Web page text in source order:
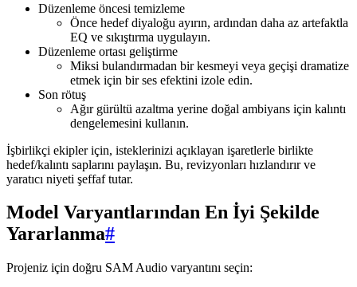
Düzenleme öncesi temizleme
Önce hedef diyaloğu ayırın, ardından daha az artefaktla
EQ ve sıkıştırma uygulayın.
Düzenleme ortası geliştirme
Miksi bulandırmadan bir kesmeyi veya geçişi dramatize
etmek için bir ses efektini izole edin.
Son rötuş
Ağır gürültü azaltma yerine doğal ambiyans için kalıntı
dengelemesini kullanın.
İşbirlikçi ekipler için, isteklerinizi açıklayan işaretlerle birlikte
hedef/kalıntı saplarını paylaşın. Bu, revizyonları hızlandırır ve
yaratıcı niyeti şeffaf tutar.
Model Varyantlarından En İyi Şekilde
Yararlanma#
Projeniz için doğru SAM Audio varyantını seçin: